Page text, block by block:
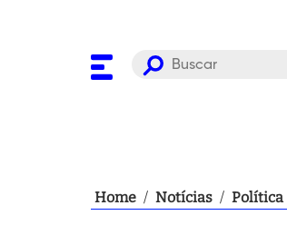
Home / Notícias / Política